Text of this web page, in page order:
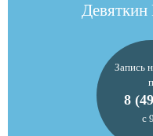
Запись
8
с